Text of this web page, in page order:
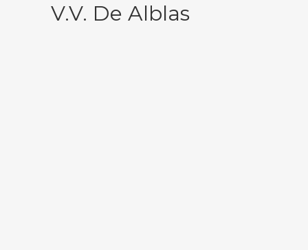
V.V. De Alblas